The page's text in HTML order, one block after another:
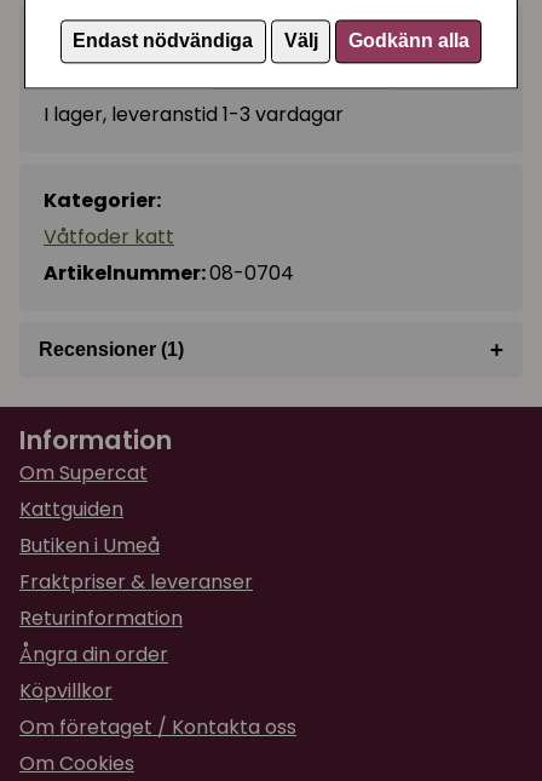
Endast nödvändiga Välj Godkänn alla
27 kr − + Köp
I lager, leveranstid 1-3 vardagar
Kategorier:
Våtfoder katt
Artikelnummer:08-0704
Recensioner (1) +
Lena
för 1 år sedan
★★★★★
De älskar den
Information
Om Supercat
Kattguiden
Butiken i Umeå
Fraktpriser & leveranser
Returinformation
Ångra din order
Köpvillkor
Om företaget / Kontakta oss
Om Cookies